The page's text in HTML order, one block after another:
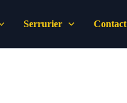
Serrurier Contact